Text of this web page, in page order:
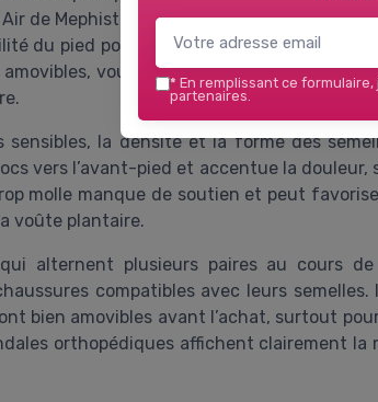
de Mephisto ou l’Ortho Cushion
du pied pour limiter les contraintes sur
amovibles, vous pouvez les remplacer par
sensibles, la densité et la forme des
vers l’avant-pied et accentue la
molle manque de soutien et peut
voûte plantaire.
alternent plusieurs paires au cours
compatibles avec leurs
bien amovibles avant l’achat, surtout
orthopédiques affichent clairement la
* En remplissant ce formulaire,
partenaires.